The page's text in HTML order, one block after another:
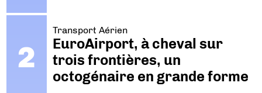
Transport Aérien
EuroAirport, à cheval sur
trois frontières, un
octogénaire en grande forme